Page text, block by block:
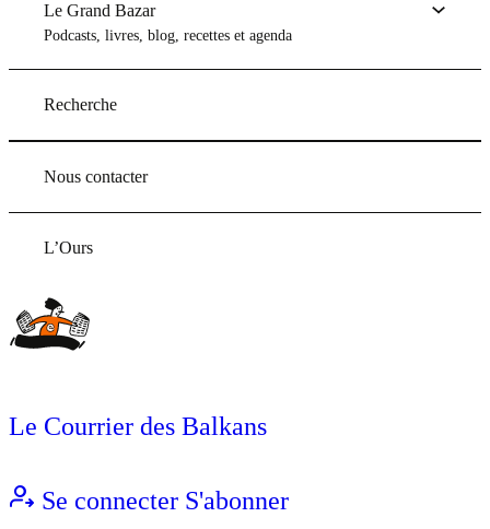
Le Grand Bazar
Podcasts, livres, blog, recettes et agenda
Recherche
Nous contacter
L’Ours
Le Courrier des Balkans
Se connecter S'abonner